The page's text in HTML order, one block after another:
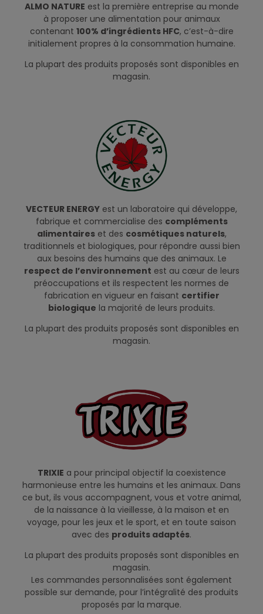
ALMO NATURE est la première entreprise au monde
à proposer une alimentation pour animaux
contenant 100% d’ingrédients HFC, c’est-à-dire
initialement propres à la consommation humaine.
La plupart des produits proposés sont disponibles en
magasin.
VECTEUR ENERGY est un laboratoire qui développe,
fabrique et commercialise des compléments
alimentaireset des cosmétiques naturels,
traditionnels et biologiques, pour répondre aussi bien
aux besoins des humains que des animaux. Le
respect de l’environnement est au cœur de leurs
préoccupations et ils respectent les normes de
fabrication en vigueur en faisant certifier
biologique la majorité de leurs produits.
La plupart des produits proposés sont disponibles en
magasin.
TRIXIE a pour principal objectif la coexistence
harmonieuse entre les humains et les animaux. Dans
ce but, ils vous accompagnent, vous et votre animal,
de la naissance à la vieillesse, à la maison et en
voyage, pour les jeux et le sport, et en toute saison
avec des produits adaptés.
La plupart des produits proposés sont disponibles en
magasin.
Les commandes personnalisées sont également
possible sur demande, pour l’intégralité des produits
proposés par la marque.